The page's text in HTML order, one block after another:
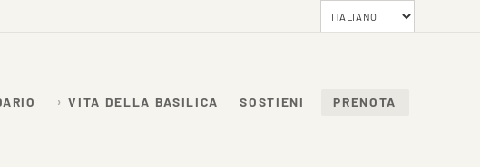
VITA DELLA BASILICA SOSTIENI PRENOTA